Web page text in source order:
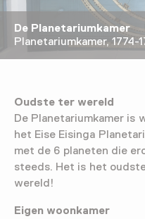
De Planetariumkamer
Planetariumkamer, 1774-
Oudste ter wereld
De Planetariumkamer is
het Eise Eisinga
met de 6 planeten die
steeds. Het is het
wereld!
Eigen woonkamer